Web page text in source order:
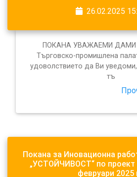
26.02.2025
ПОКАНА УВАЖАЕМИ ДАМИ
Търговско-промишлена
удоволствието да Ви
тъ
Покана за Иновационна
„УСТОЙЧИВОСТ“ по проект
февруари 2025